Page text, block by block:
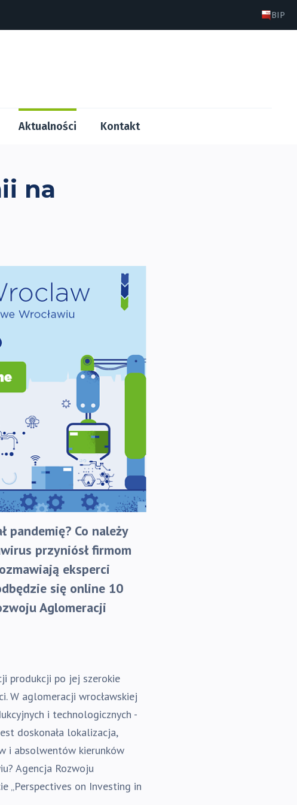
BIP
Aktualności Kontakt
na
pandemię? Co należy
przyniósł firmom
eksperci
się online 10
Aglomeracji
produkcji po jej szerokie
W aglomeracji wrocławskiej
i technologicznych -
doskonała lokalizacja,
i absolwentów kierunków
Agencja Rozwoju
„Perspectives on Investing in